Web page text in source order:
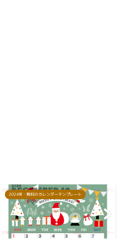
2024年・無料のカレンダーテンプレート